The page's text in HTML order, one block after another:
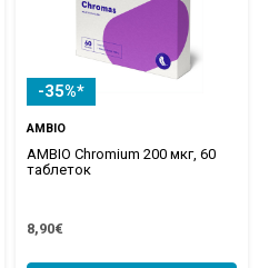
-35%*
AMBIO
AMBIO Chromium 200 мкг, 60
таблеток
8,90€